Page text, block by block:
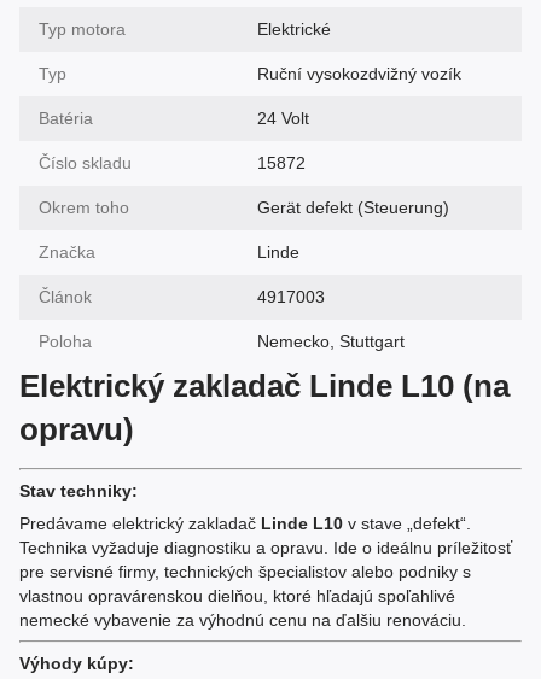
Typ motora Elektrické
Typ Ruční vysokozdvižný vozík
Batéria 24 Volt
Číslo skladu 15872
Okrem toho Gerät defekt (Steuerung)
Značka Linde
Článok 4917003
Poloha Nemecko, Stuttgart
Elektrický zakladač Linde L10 (na
opravu)
Stav techniky:
Predávame elektrický zakladač Linde L10 v stave „defekt“.
Technika vyžaduje diagnostiku a opravu. Ide o ideálnu príležitosť
pre servisné firmy, technických špecialistov alebo podniky s
vlastnou opravárenskou dielňou, ktoré hľadajú spoľahlivé
nemecké vybavenie za výhodnú cenu na ďalšiu renováciu.
Výhody kúpy: